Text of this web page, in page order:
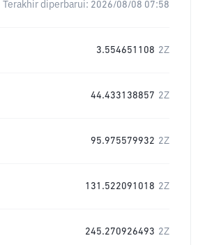
Terakhir diperbarui: 2026/08/08 07:58
3.554651108 2Z
44.433138857 2Z
95.975579932 2Z
131.522091018 2Z
245.270926493 2Z